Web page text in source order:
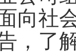
向社
，了